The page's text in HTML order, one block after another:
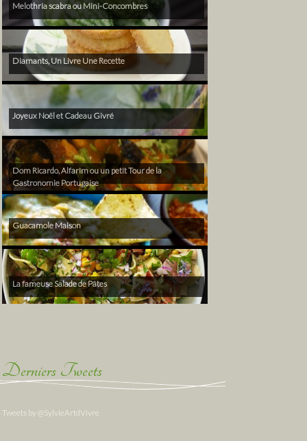
Melothria scabra ou Mini-Concombres
Diamants, Un Livre Une Recette
Joyeux Noël et Cadeau Givré
Dom Ricardo, Alfarim ou un petit Tour de la
Gastronomie Portugaise
Guacamole Maison
La fameuse Salade de Pâtes
Derniers Tweets
Tweets by @SylvieArtdVivre